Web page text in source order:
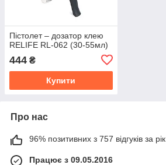
Пістолет – дозатор клею
RELIFE RL-062 (30-55мл)
444 ₴
Купити
Про нас
96% позитивних з 757 відгуків за рік
Працює з 09.05.2016